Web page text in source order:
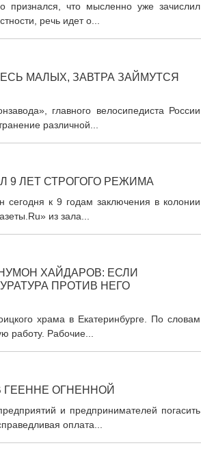
признался, что мысленно уже зачислил
речь идет о...
МАЛЫХ, ЗАВТРА ЗАЙМУТСЯ
главного велосипедиста России
различной...
9 ЛЕТ СТРОГОГО РЕЖИМА
сегодня к 9 годам заключения в колонии
из зала...
ХАЙДАРОВ: ЕСЛИ
ПРОТИВ НЕГО
храма в Екатеринбурге. По словам
работу. Рабочие...
ОГНЕННОЙ
и предпринимателей погасить
оплата...